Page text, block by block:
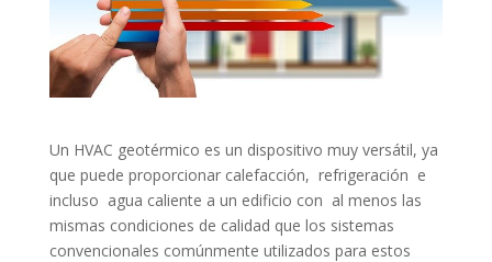
Un HVAC geotérmico es un dispositivo muy versátil, ya
que puede proporcionar calefacción, refrigeración e
incluso agua caliente a un edificio con al menos las
mismas condiciones de calidad que los sistemas
convencionales comúnmente utilizados para estos